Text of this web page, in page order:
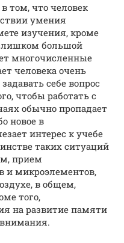
том, что человек
умения
изучения, кроме
слишком большой
многочисленные
человека очень
себе вопрос
чтобы работать с
обычно пропадает
новое в
интерес к учебе
таких ситуаций
прием
и микроэлементов,
в общем,
того,
на развитие памяти